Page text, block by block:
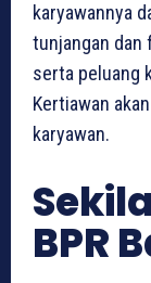
karyawannya
tunjangan dan
serta peluang
Kertiawan
karyawan.
BPR